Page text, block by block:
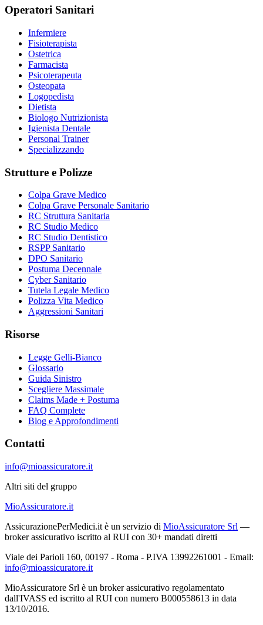
Operatori Sanitari
Infermiere
Fisioterapista
Ostetrica
Farmacista
Psicoterapeuta
Osteopata
Logopedista
Dietista
Biologo Nutrizionista
Igienista Dentale
Personal Trainer
Specializzando
Strutture e Polizze
Colpa Grave Medico
Colpa Grave Personale Sanitario
RC Struttura Sanitaria
RC Studio Medico
RC Studio Dentistico
RSPP Sanitario
DPO Sanitario
Postuma Decennale
Cyber Sanitario
Tutela Legale Medico
Polizza Vita Medico
Aggressioni Sanitari
Risorse
Legge Gelli-Bianco
Glossario
Guida Sinistro
Scegliere Massimale
Claims Made + Postuma
FAQ Complete
Blog e Approfondimenti
Contatti
info@mioassicuratore.it
Altri siti del gruppo
MioAssicuratore.it
AssicurazionePerMedici.it è un servizio di MioAssicuratore Srl —
broker assicurativo iscritto al RUI con 30+ mandati diretti
Viale dei Parioli 160, 00197 - Roma - P.IVA 13992261001 - Email:
info@mioassicuratore.it
MioAssicuratore Srl è un broker assicurativo regolamentato
dall'IVASS ed iscritto al RUI con numero B000558613 in data
13/10/2016.